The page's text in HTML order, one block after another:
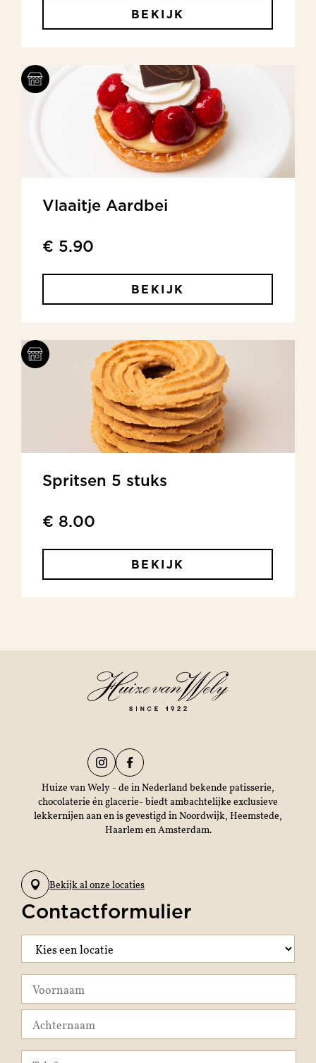
BEKIJK
Vlaaitje Aardbei
€ 5.90
BEKIJK
Spritsen 5 stuks
€ 8.00
BEKIJK
Huize van Wely - de in Nederland bekende patisserie,
chocolaterie én glacerie- biedt ambachtelijke exclusieve
lekkernijen aan en is gevestigd in Noordwijk, Heemstede,
Haarlem en Amsterdam.
Bekijk al onze locaties
Contactformulier